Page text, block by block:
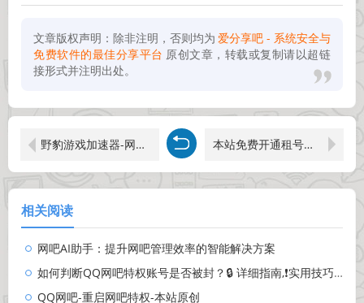
文章版权声明：除非注明，否则均为 爱分享吧 - 系统安全与
免费软件的最佳分享平台 原创文章，转载或复制请以超链
接形式并注明出处。
野豹游戏加速器-网吧版优惠加速器-全国招商代理 本站免费开通租号玩代理业务
相关阅读
网吧AI助手：提升网吧管理效率的智能解决方案
如何判断QQ网吧特权账号是否被封？🔒 详细指南,❗️实用技巧,🛡️ 必备检查步骤,🔍 一分钟快速检测！
QQ网吧-重启网吧特权-本站原创